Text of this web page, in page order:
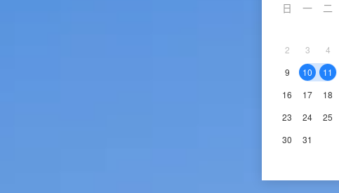
日 一 二
2
3 4
9
10 11
16
17 18
23
24 25
30
31